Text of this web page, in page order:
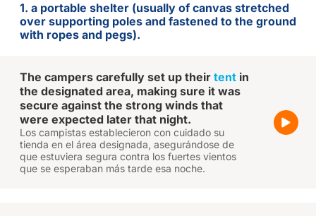
1. a portable shelter (usually of canvas stretched
over supporting poles and fastened to the ground
with ropes and pegs).
The campers carefully set up their tent in
the designated area, making sure it was
secure against the strong winds that
were expected later that night.
Los campistas establecieron con cuidado su
tienda en el área designada, asegurándose de
que estuviera segura contra los fuertes vientos
que se esperaban más tarde esa noche.